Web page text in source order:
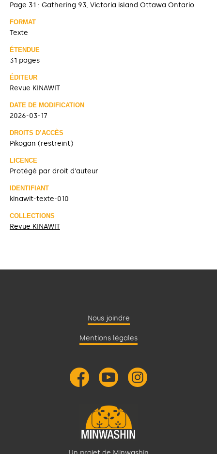
Page 31 : Gathering 93, Victoria island Ottawa Ontario
FORMAT
Texte
ÉTENDUE
31 pages
ÉDITEUR
Revue KINAWIT
DATE DE MODIFICATION
2026-03-17
DROITS D’ACCÈS
Pikogan (restreint)
LICENCE
Protégé par droit d'auteur
IDENTIFIANT
kinawit-texte-010
COLLECTIONS
Revue KINAWIT
Nous joindre
Mentions légales